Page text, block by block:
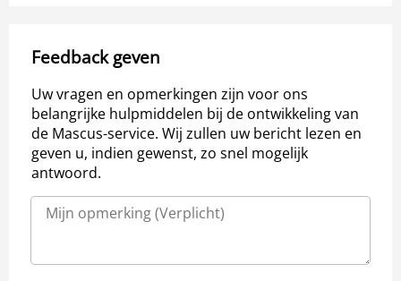
Feedback geven
Uw vragen en opmerkingen zijn voor ons
belangrijke hulpmiddelen bij de ontwikkeling van
de Mascus-service. Wij zullen uw bericht lezen en
geven u, indien gewenst, zo snel mogelijk
antwoord.